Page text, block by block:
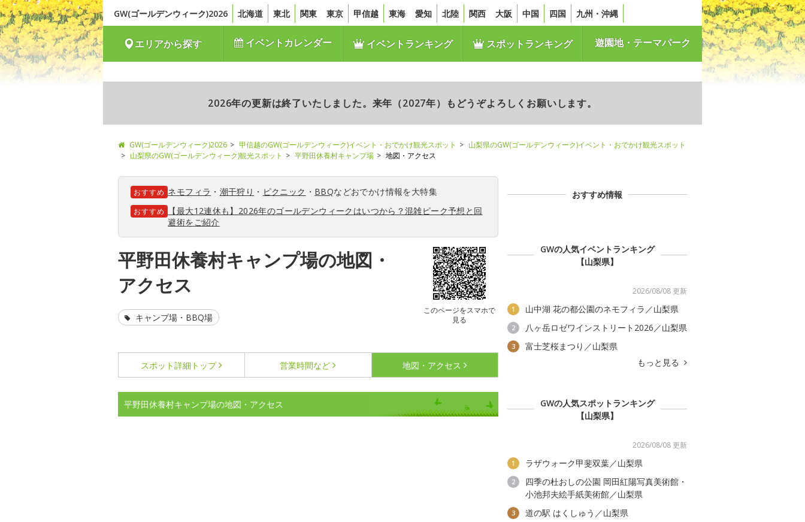
GW(ゴールデンウィーク)2026 北海道 東北 関東 東京 甲信越 東海 愛知 北陸 関西 大阪 中国 四国 九州・沖縄
エリアから探す イベントカレンダー イベントランキング スポットランキング 遊園地・テーマパーク
2026年の更新は終了いたしました。来年（2027年）もどうぞよろしくお願いします。
GW(ゴールデンウィーク)2026 甲信越のGW(ゴールデンウィーク)イベント・おでかけ観光スポット
山梨県のGW(ゴールデンウィーク)イベント・おでかけ観光スポット
山梨県のGW(ゴールデンウィーク)観光スポット
平野田休養村キャンプ場 地図・アクセス
おすすめ ネモフィラ ・ 潮干狩り ・ ピクニック ・ BBQなどおでかけ情報を大特集
おすすめ
【最大12連休も】2026年のゴールデンウィークはいつから？混雑ピーク予想と回
避術をご紹介
平野田休養村キャンプ場の地図・
アクセス
このページをスマホで
見る
キャンプ場・BBQ場
スポット詳細 トップ 営業時間など 地図・アクセス
平野田休養村キャンプ場の地図・アクセス
おすすめ情報
GWの人気イベントランキング
【山梨県】
2026/08/08 更新
1 山中湖 花の都公園のネモフィラ／山梨県
2 八ヶ岳ロゼワインストリート2026／山梨県
3
富士芝桜まつり／山梨県
もっと見る
GWの人気スポットランキング
【山梨県】
2026/08/08 更新
1 ラザウォーク甲斐双葉／山梨県
2
四季の杜おしの公園 岡田紅陽写真美術館・
小池邦夫絵手紙美術館／山梨県
3
道の駅 はくしゅう／山梨県